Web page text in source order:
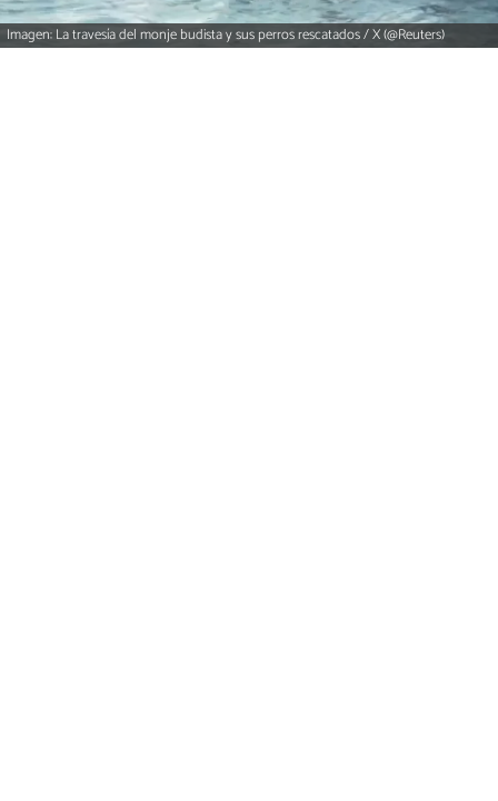
Imagen: La travesía del monje budista y sus perros rescatados / X (@Reuters)